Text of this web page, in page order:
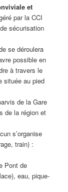
et
par la CCI
sécurisation
se déroulera
possible en
à travers le
située au pied
de la Gare
de la région et
s’organise
train) :
Pont de
eau, pique-